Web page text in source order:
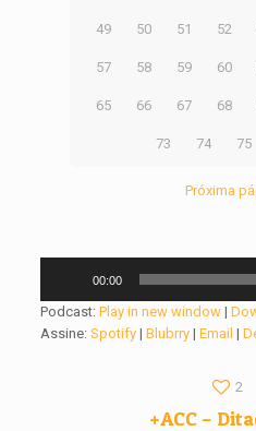
49 50 51 52
57 58 59 60
65 66 67 68
73 74 75
Próxima
áudio
00:00
Podcast:Play in new window |
Assine:Spotify |Blubrry |Email |
2
+ACC –